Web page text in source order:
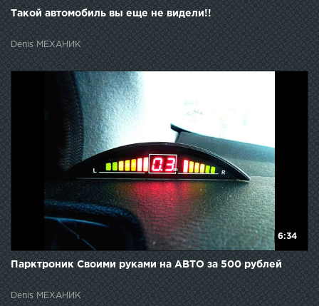
Такой автомобиль вы еще не видели!!
Denis МЕХАНИК
6:34
Парктроник Своими руками на АВТО за 500 рублей
Denis МЕХАНИК